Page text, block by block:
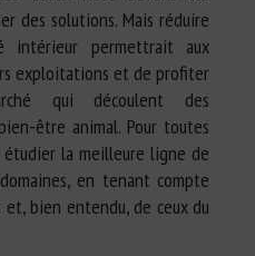
des solutions. Mais réduire
intérieur permettrait aux
exploitations et de profiter
qui découlent des
être animal. Pour toutes
étudier la meilleure ligne de
en tenant compte
bien entendu, de ceux du